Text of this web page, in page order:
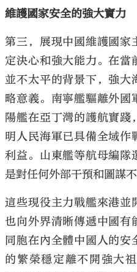
維護國家安全的強大實力
第三，展現中國維護國家
定決心和強大能力。在當
並不太平的背景下，強大
略意義。南寧艦驅離外國
陽艦在亞丁灣的護航實踐
明人民海軍已具備全域作
利益。山東艦等航母編隊
是對任何外部干預和圖謀
這些現役主力戰艦來港並
也向外界清晰傳遞中國有
同胞在內全體中國人的
的繁榮穩定離不開強大